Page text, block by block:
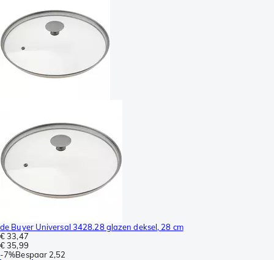
de Buyer Universal 3428.28 glazen deksel, 28 cm
€ 33,47
€ 35,99
-7%Bespaar 2,52